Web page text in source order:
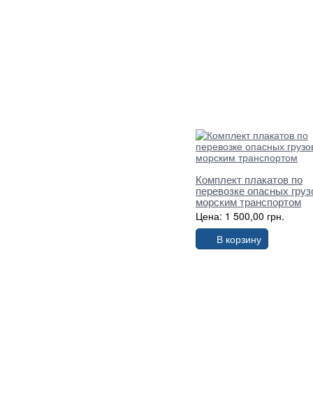
Комплект плакатов по
перевозке опасных
морским транспортом
Цена: 1 500,00 грн.
В корзину